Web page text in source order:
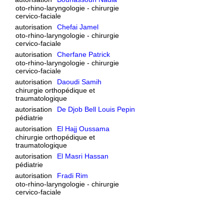
oto-rhino-laryngologie - chirurgie
cervico-faciale
autorisation
Chefai Jamel
oto-rhino-laryngologie - chirurgie
cervico-faciale
autorisation
Cherfane Patrick
oto-rhino-laryngologie - chirurgie
cervico-faciale
autorisation
Daoudi Samih
chirurgie orthopédique et
traumatologique
autorisation
De Djob Bell Louis Pepin
pédiatrie
autorisation
El Hajj Oussama
chirurgie orthopédique et
traumatologique
autorisation
El Masri Hassan
pédiatrie
autorisation
Fradi Rim
oto-rhino-laryngologie - chirurgie
cervico-faciale